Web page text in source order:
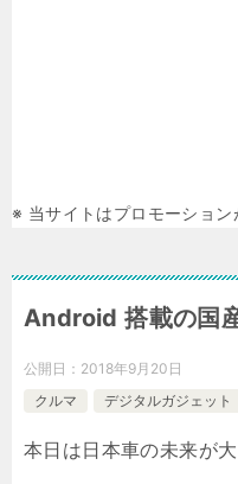
※ 当サイトはプロモーション
Android 搭載の国
公開日： 2018年9月20日
クルマ
デジタルガジェット
本日は日本車の未来が大